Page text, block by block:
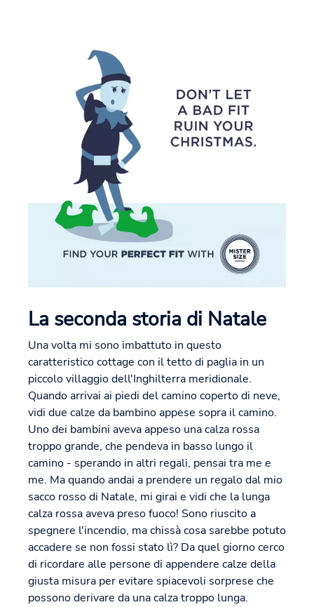
La seconda storia di Natale
Una volta mi sono imbattuto in questo
caratteristico cottage con il tetto di paglia in un
piccolo villaggio dell'Inghilterra meridionale.
Quando arrivai ai piedi del camino coperto di neve,
vidi due calze da bambino appese sopra il camino.
Uno dei bambini aveva appeso una calza rossa
troppo grande, che pendeva in basso lungo il
camino - sperando in altri regali, pensai tra me e
me. Ma quando andai a prendere un regalo dal mio
sacco rosso di Natale, mi girai e vidi che la lunga
calza rossa aveva preso fuoco! Sono riuscito a
spegnere l'incendio, ma chissà cosa sarebbe potuto
accadere se non fossi stato lì? Da quel giorno cerco
di ricordare alle persone di appendere calze della
giusta misura per evitare spiacevoli sorprese che
possono derivare da una calza troppo lunga.